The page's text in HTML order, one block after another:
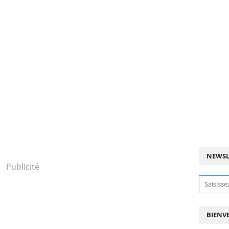
Publicité